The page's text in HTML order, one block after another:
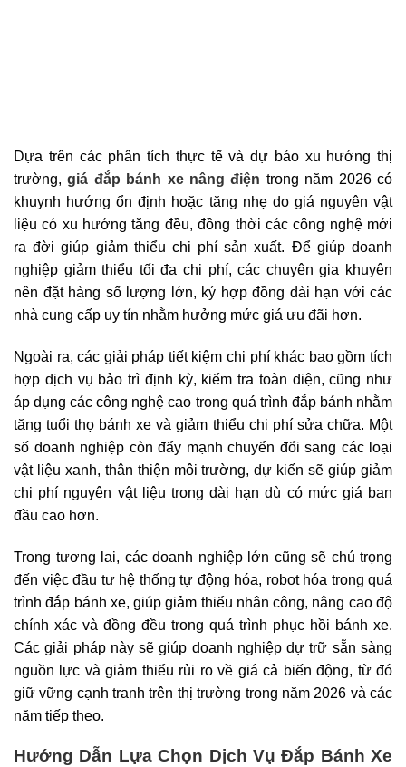
Dựa trên các phân tích thực tế và dự báo xu hướng thị
trường,giá đắp bánh xe nâng điện trong năm 2026 có
khuynh hướng ổn định hoặc tăng nhẹ do giá nguyên vật
liệu có xu hướng tăng đều, đồng thời các công nghệ mới
ra đời giúp giảm thiểu chi phí sản xuất. Để giúp doanh
nghiệp giảm thiểu tối đa chi phí, các chuyên gia khuyên
nên đặt hàng số lượng lớn, ký hợp đồng dài hạn với các
nhà cung cấp uy tín nhằm hưởng mức giá ưu đãi hơn.
Ngoài ra, các giải pháp tiết kiệm chi phí khác bao gồm tích
hợp dịch vụ bảo trì định kỳ, kiểm tra toàn diện, cũng như
áp dụng các công nghệ cao trong quá trình đắp bánh nhằm
tăng tuổi thọ bánh xe và giảm thiểu chi phí sửa chữa. Một
số doanh nghiệp còn đẩy mạnh chuyển đổi sang các loại
vật liệu xanh, thân thiện môi trường, dự kiến sẽ giúp giảm
chi phí nguyên vật liệu trong dài hạn dù có mức giá ban
đầu cao hơn.
Trong tương lai, các doanh nghiệp lớn cũng sẽ chú trọng
đến việc đầu tư hệ thống tự động hóa, robot hóa trong quá
trình đắp bánh xe, giúp giảm thiểu nhân công, nâng cao độ
chính xác và đồng đều trong quá trình phục hồi bánh xe.
Các giải pháp này sẽ giúp doanh nghiệp dự trữ sẵn sàng
nguồn lực và giảm thiểu rủi ro về giá cả biến động, từ đó
giữ vững cạnh tranh trên thị trường trong năm 2026 và các
năm tiếp theo.
Hướng Dẫn Lựa Chọn Dịch Vụ Đắp Bánh Xe